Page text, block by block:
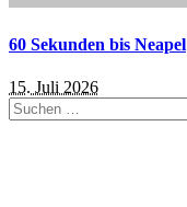
60 Sekunden bis Neapel
15. Juli 2026
Suchen
nach: